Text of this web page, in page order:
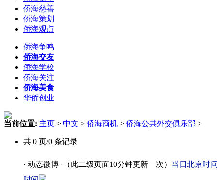
侨海慈善
侨海策划
侨海观点
侨海争鸣
侨海交友
侨海学校
侨海关注
侨海美食
华侨创业
当前位置: 主页 > 中文 > 侨海商机 > 侨海公共外交俱乐部 >
共 0 页/0 条记录
· 动态微博 · （此二级页面10分钟更新一次） 当日北京时